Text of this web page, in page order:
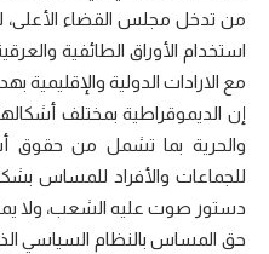
من تدخل مجلس القضاء الأعلى،
استخدام الأوراق الطائفية
مع الارادات الدولية
إن الديموقراطية بمختلف
والحرية بما تشمل من حقوق
للجماعات والأفراد للمساس
دستور صوت عليه الشعب، ولا
حق المساس بالنظام السياسي